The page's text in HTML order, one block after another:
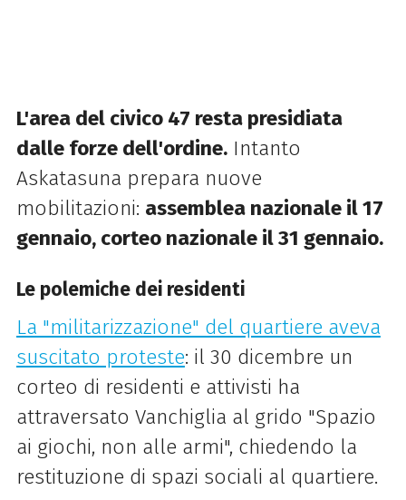
L'area del civico 47 resta presidiata
dalle forze dell'ordine.Intanto
Askatasuna prepara nuove
mobilitazioni: assemblea nazionale il 17
gennaio, corteo nazionale il 31 gennaio.
Le polemiche dei residenti
La "militarizzazione" del quartiere aveva
suscitato proteste: il 30 dicembre un
corteo di residenti e attivisti ha
attraversato Vanchiglia al grido "Spazio
ai giochi, non alle armi", chiedendo la
restituzione di spazi sociali al quartiere.